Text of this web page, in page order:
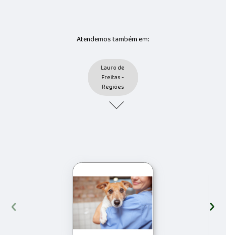
Atendemos também em:
Lauro de
Freitas -
Regiões
‹ ›